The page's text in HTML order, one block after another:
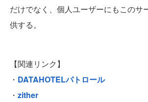
だけでなく、個人ユーザーにもこのサ
供する。
【関連リンク】
・ DATAHOTELパトロール
・ zither